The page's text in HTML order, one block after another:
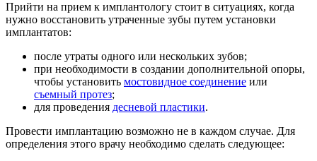
Прийти на прием к имплантологу стоит в ситуациях, когда
нужно восстановить утраченные зубы путем установки
имплантатов:
после утраты одного или нескольких зубов;
при необходимости в создании дополнительной опоры,
чтобы установить мостовидное соединение или
съемный протез;
для проведения десневой пластики.
Провести имплантацию возможно не в каждом случае. Для
определения этого врачу необходимо сделать следующее: